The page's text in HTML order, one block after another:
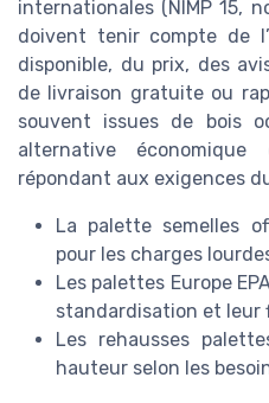
internationales (NIMP 15,
doivent tenir compte de
disponible, du prix, des
de livraison gratuite ou
souvent issues de bois
alternative
répondant aux exigences
La palette semelles
pour les charges
Les palettes Europe
standardisation et leur
Les rehausses
hauteur selon les